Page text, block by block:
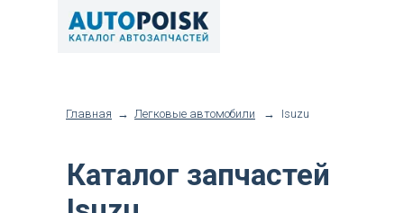
Главная Легковые автомобили
→ → Isuzu
Каталог запчастей